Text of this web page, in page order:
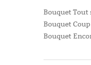
Bouquet Tout
Bouquet
Bouquet